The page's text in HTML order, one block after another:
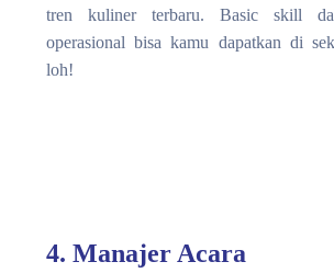
tren kuliner terbaru. Basic skill
operasional bisa kamu dapatkan di
loh!
4. Manajer Acara